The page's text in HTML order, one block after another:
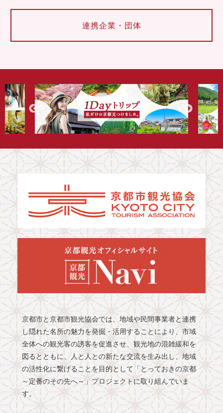
連携企業・団体
京都市と京都市観光協会では、地域や民間事業者と連携
し隠れた名所の魅力を発掘・活用することにより、市域
全体への観光客の誘客を促進させ、観光地の混雑緩和を
図るとともに、人と人との新たな交流を生み出し、地域
の活性化に繋げることを目的として「とっておきの京都
～定番のその先へ～」プロジェクトに取り組んでいま
す。